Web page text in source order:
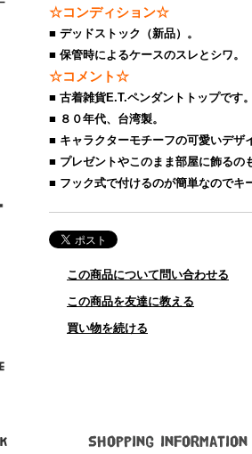
☆コンディション☆
■ デッドストック（新品）。
■ 保管時によるケースのスレとシワ。
☆コメント☆
■ 古着雑貨E.T.ペンダントトップです
■ ８０年代、台湾製。
■ キャラクターモチーフの可愛いデザ
■ プレゼントやこのまま部屋に飾るの
■ フック式で付けるのが簡単なのでキ
この商品について問い合わせる
この商品を友達に教える
買い物を続ける